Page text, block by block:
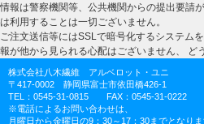
情報は警察機関等、公共機関からの提出要請
は利用することは一切ございません。
ご注文送信等にはSSLで暗号化するシステム
報が他から見られる心配はございません、 ど
株式会社八木繊維 アルベロット・ユニ
〒417-0002 静岡県富士市依田橋426-1
TEL：0545-31-0815 FAX：0545-31-0222
※電話によるお問い合わせは、
月曜日から金曜日の9：30～17：30までとなりま